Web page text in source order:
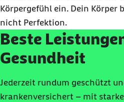
Körpergefühl ein. Dein Körper
nicht Perfektion.
Beste
Gesundheit
Jederzeit rundum geschützt
krankenversichert – mit